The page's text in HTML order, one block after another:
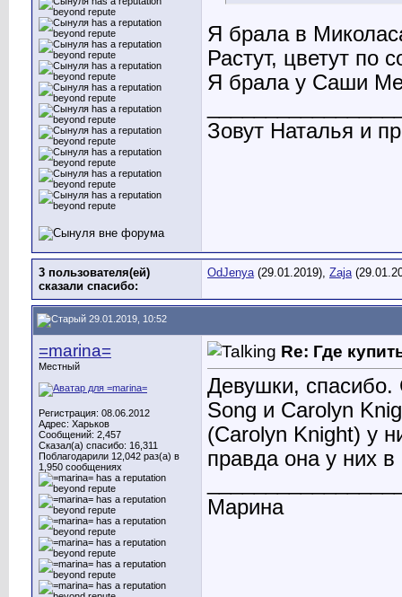
Я брала в
Растут, цветут по
Я брала у Саши
Зовут Наталья и
3 пользователя(ей)
сказали cпасибо:
OdJenya(29.01.2019), Zaja
29.01.2019, 10:52
=marina=
Местный
Регистрация: 08.06.2012
Адрес: Харьков
Сообщений: 2,457
Сказал(а) спасибо: 16,311
Поблагодарили 12,042 раз(а) в
1,950 сообщениях
Re: Где
Девушки, спасибо.
Song и Carolyn
(Carolyn Knight) у
правда она у них
Марина